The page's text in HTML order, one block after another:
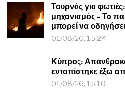
Τουρνάς για
μηχανισμός – Το
μπορεί να
01/08/26, 15:24
Κύπρος:
εντοπίστηκε έξω
01/08/26, 15:10